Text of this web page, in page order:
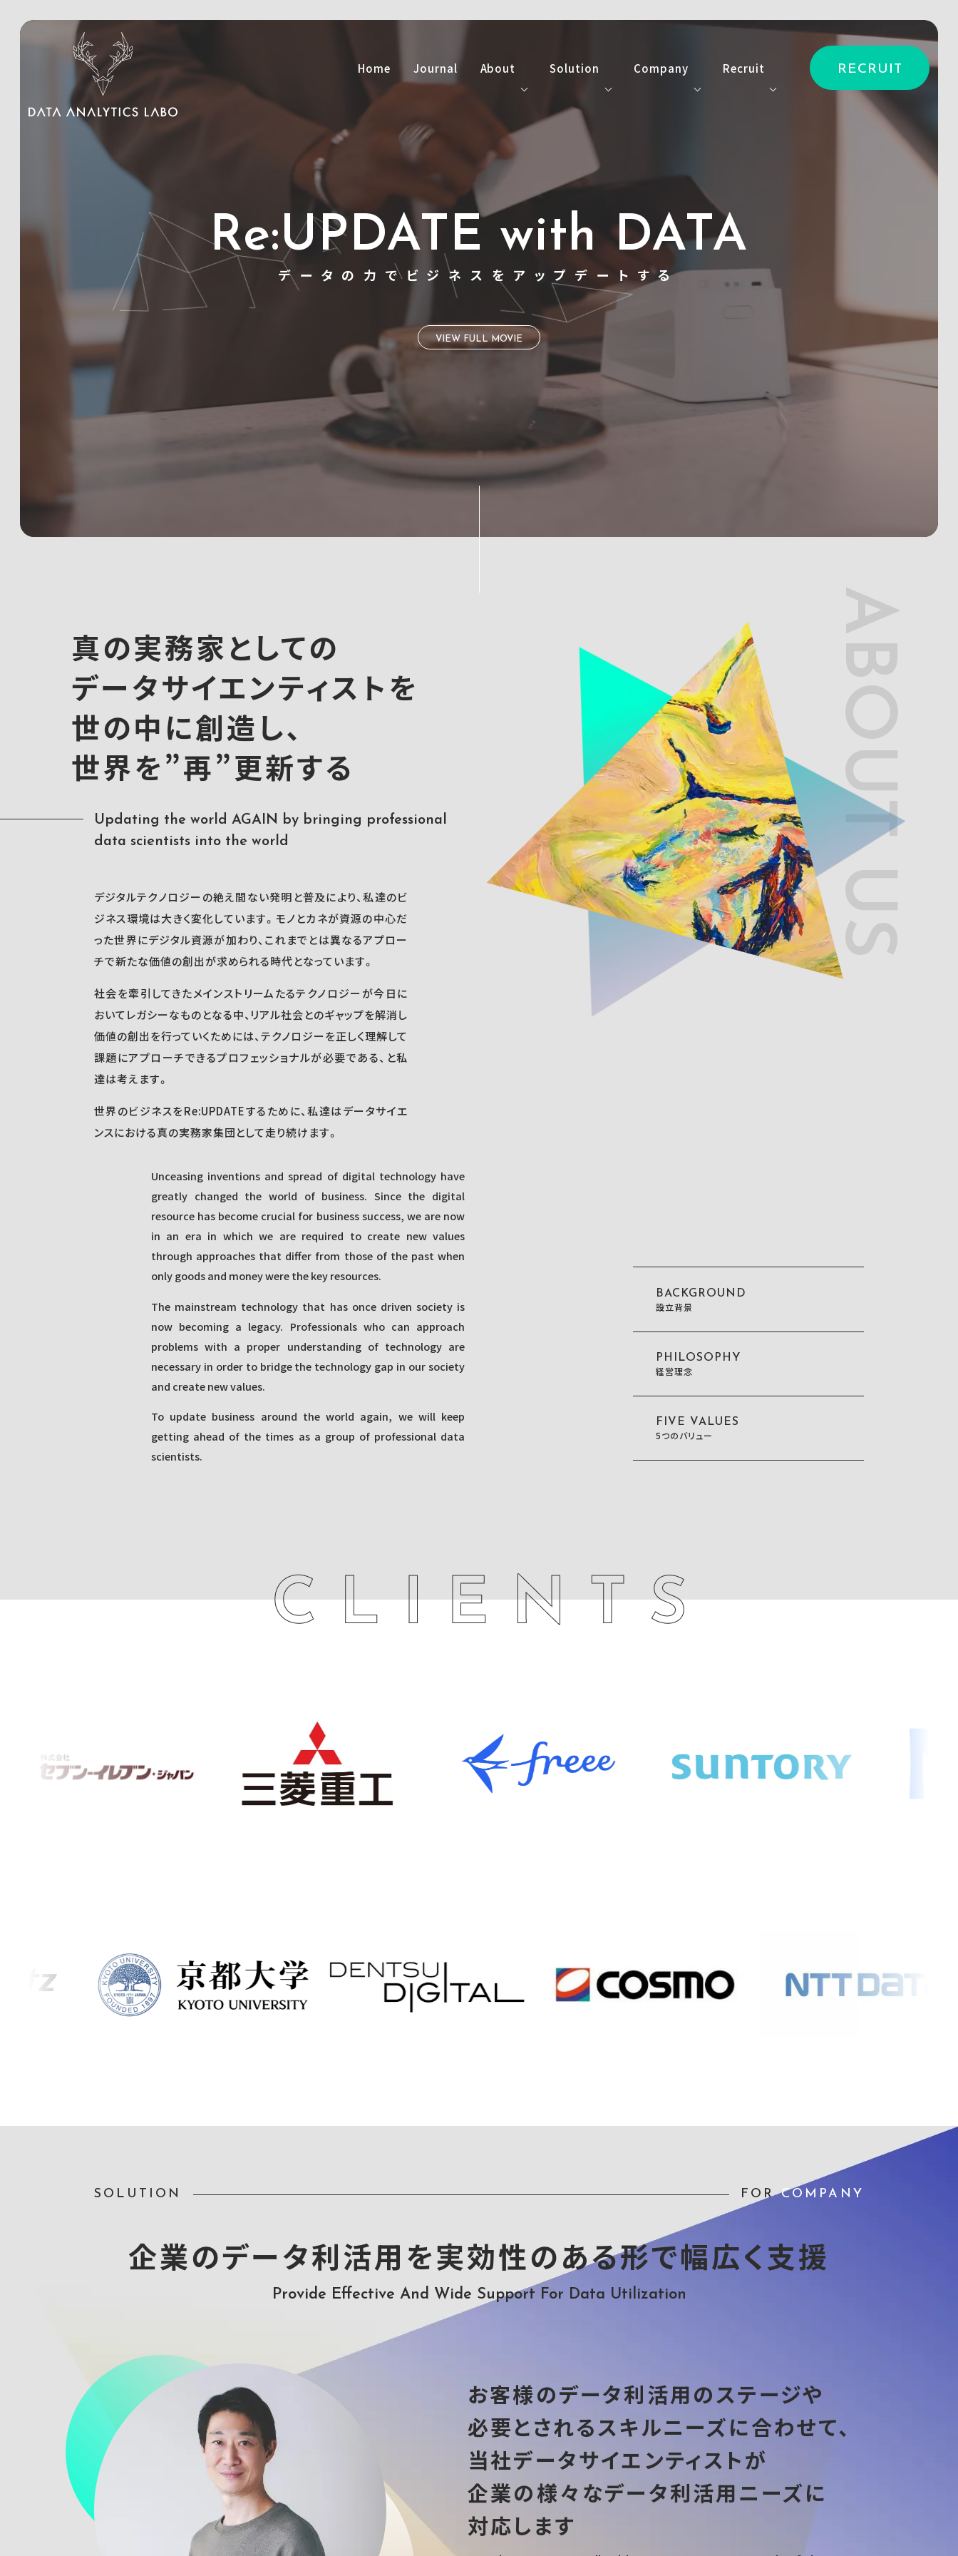
Home Journal About
経営理念
Solution
データ人材教育サービス
Company Recruit RECRUIT
Re:UPDATE with DATA
データの力でビジネスを アップデートする
VIEW FULL MOVIE
ABOUT US
真の実務家としての
データサイエンティストを
世の中に創造し、
世界を”再”更新する
Updating the world AGAIN by bringing professional
data scientists into the world
デジタルテクノロジーの絶え間ない発明と普及により、私達のビ
ジネス環境は大きく変化しています。モノとカネが資源の中心だ
った世界にデジタル資源が加わり、これまでとは異なるアプロー
チで新たな価値の創出が求められる時代となっています。
社会を牽引してきたメインストリームたるテクノロジーが今日に
おいてレガシーなものとなる中、リアル社会とのギャップを解消し
価値の創出を行っていくためには、テクノロジーを正しく理解して
課題にアプローチできるプロフェッショナルが必要である、と私
達は考えます。
世界のビジネスをRe:UPDATEするために、私達はデータサイエ
ンスにおける真の実務家集団として走り続けます。
Unceasing inventions and spread of digital technology have
greatly changed the world of business. Since the digital
resource has become crucial for business success, we are now
in an era in which we are required to create new values
through approaches that differ from those of the past when
only goods and money were the key resources.
The mainstream technology that has once driven society is
now becoming a legacy. Professionals who can approach
problems with a proper understanding of technology are
necessary in order to bridge the technology gap in our society
and create new values.
To update business around the world again, we will keep
getting ahead of the times as a group of professional data
scientists.
BACKGROUND
設立背景
PHILOSOPHY
経営理念
FIVE VALUES
5つのバリュー
SOLUTION FORCOMPANY
企業のデータ利活用を実効性のある形で幅広く支援
Provide Effective And Wide Support For Data Utilization
お客様のデータ利活用のステージや
必要とされるスキルニーズに合わせて、
当社データサイエンティストが
企業の様々なデータ利活用ニーズに
対応します